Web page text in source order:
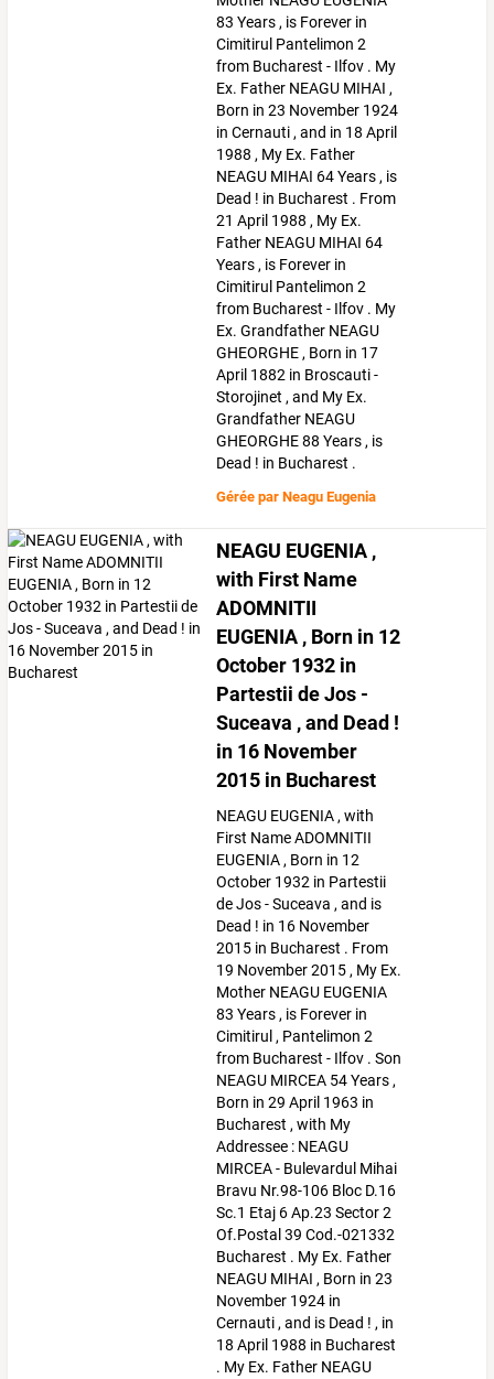
83 Years , is Forever in
Cimitirul Pantelimon 2
from Bucharest - Ilfov . My
Ex. Father NEAGU MIHAI ,
Born in 23 November 1924
in Cernauti , and in 18 April
1988 , My Ex. Father
NEAGU MIHAI 64 Years , is
Dead ! in Bucharest . From
21 April 1988 , My Ex.
Father NEAGU MIHAI 64
Years , is Forever in
Cimitirul Pantelimon 2
from Bucharest - Ilfov . My
Ex. Grandfather NEAGU
GHEORGHE , Born in 17
April 1882 in Broscauti -
Storojinet , and My Ex.
Grandfather NEAGU
GHEORGHE 88 Years , is
Dead ! in Bucharest .
Gérée parNeagu Eugenia
NEAGU EUGENIA ,
with First Name
ADOMNITII
EUGENIA , Born in 12
October 1932 in
Partestii de Jos -
Suceava , and Dead !
in 16 November
2015 in Bucharest
NEAGU EUGENIA , with
First Name ADOMNITII
EUGENIA , Born in 12
October 1932 in Partestii
de Jos - Suceava , and is
Dead ! in 16 November
2015 in Bucharest . From
19 November 2015 , My Ex.
Mother NEAGU EUGENIA
83 Years , is Forever in
Cimitirul , Pantelimon 2
from Bucharest - Ilfov . Son
NEAGU MIRCEA 54 Years ,
Born in 29 April 1963 in
Bucharest , with My
Addressee : NEAGU
MIRCEA - Bulevardul Mihai
Bravu Nr.98-106 Bloc D.16
Sc.1 Etaj 6 Ap.23 Sector 2
Of.Postal 39 Cod.-021332
Bucharest . My Ex. Father
NEAGU MIHAI , Born in 23
November 1924 in
Cernauti , and is Dead ! , in
18 April 1988 in Bucharest
. My Ex. Father NEAGU